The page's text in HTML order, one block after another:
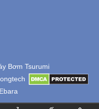
Bơm Tsurumi